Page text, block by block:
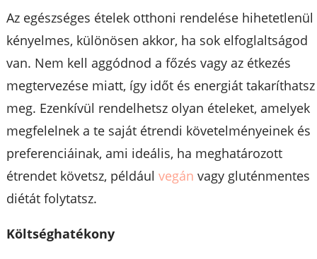
Az egészséges ételek otthoni rendelése hihetetlenül
kényelmes, különösen akkor, ha sok elfoglaltságod
van. Nem kell aggódnod a főzés vagy az étkezés
megtervezése miatt, így időt és energiát takaríthatsz
meg. Ezenkívül rendelhetsz olyan ételeket, amelyek
megfelelnek a te saját étrendi követelményeinek és
preferenciáinak, ami ideális, ha meghatározott
étrendet követsz, példáulvegán vagy gluténmentes
diétát folytatsz.
Költséghatékony